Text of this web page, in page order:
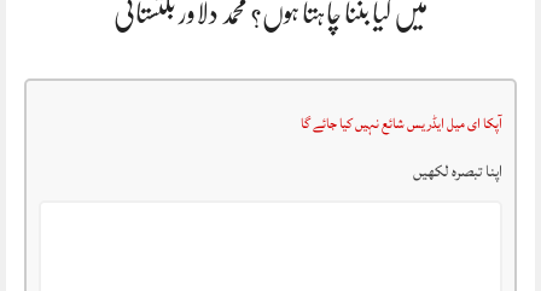
میں کیا بننا چاہتا ہوں؟ محمد دلاور بلتستانی
آپکا ای میل ایڈریس شائع نہیں کیا جائے گا
اپنا تبصرہ لکھیں